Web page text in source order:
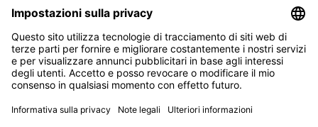
Sostenibilità
SUPPORTO
Domande frequenti
Contatti